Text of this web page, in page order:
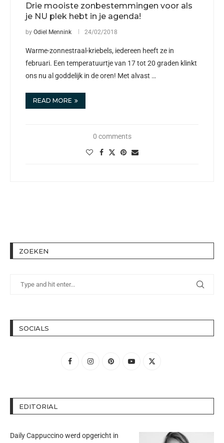
Drie mooiste zonbestemmingen voor als
je NU plek hebt in je agenda!
by Odiel Mennink 24/02/2018
Warme-zonnestraal-kriebels, iedereen heeft ze in
februari. Een temperatuurtje van 17 tot 20 graden klinkt
ons nu al goddelijk in de oren! Met alvast …
READ MORE
0 comments
ZOEKEN
SOCIALS
EDITORIAL
Daily Cappuccino werd opgericht in